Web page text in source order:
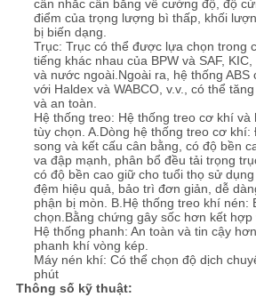
cân nhắc cân bằng về cường độ, độ
điểm của trọng lượng bì thấp, khối
bị biến dạng.
Trục: Trục có thể được lựa chọn trong
tiếng khác nhau của BPW và SAF,
và nước ngoài.Ngoài ra, hệ thống ABS
với Haldex và WABCO, v.v., có thể
và an toàn.
Hệ thống treo: Hệ thống treo cơ khí và
tùy chọn. A.Dòng hệ thống treo cơ
song và kết cấu cân bằng, có độ bền
va đập mạnh, phân bổ đều tải trọng
có độ bền cao giữ cho tuổi thọ sử
đệm hiệu quả, bảo trì đơn giản, dễ
phận bị mòn. B.Hệ thống treo khí nén:
chọn.Bằng chứng gây sốc hơn kết
Hệ thống phanh: An toàn và tin cậy
phanh khí vòng kép.
Máy nén khí: Có thể chọn độ dịch
phút
Thông số kỹ thuật: